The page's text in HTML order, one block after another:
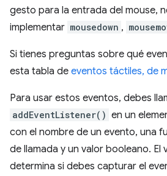
gesto para la entrada del mouse,
implementar mousedown ,
Si tienes preguntas sobre qué
esta tabla de eventos táctiles, de
Para usar estos eventos, debes
addEventListener() en un
con el nombre de un evento, una
de llamada y un valor booleano. El
determina si debes capturar el